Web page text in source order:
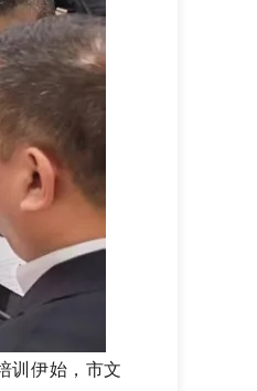
训伊始，市文